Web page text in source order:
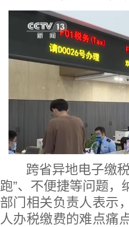
跨省异地电子缴税
跑”、不便捷等问题
部门相关负责人表示
人办税缴费的难点痛